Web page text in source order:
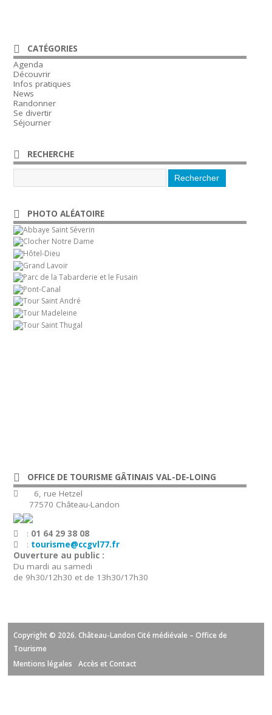
CATÉGORIES
Agenda
Découvrir
Infos pratiques
News
Randonner
Se divertir
Séjourner
RECHERCHE
PHOTO ALÉATOIRE
OFFICE DE TOURISME GÂTINAIS VAL-DE-LOING
6, rue Hetzel
77570 Château-Landon
: 01 64 29 38 08
: tourisme@ccgvl77.fr
Ouverture au public :
Du mardi au samedi
de 9h30/12h30 et de 13h30/17h30
Copyright © 2026. Château-Landon Cité médiévale – Office de
Tourisme
Mentions légales
Accès et Contact